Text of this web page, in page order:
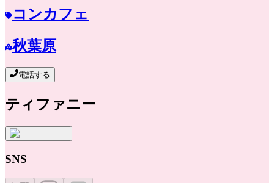
コンカフェ
秋葉原
電話する
ティファニー
SNS